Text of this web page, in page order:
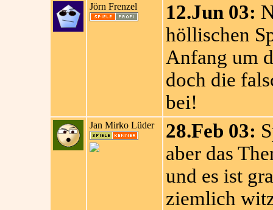
Jörn Frenzel 12.Jun 03:
höllischen
Anfang um
doch die
bei!
Jan Mirko Lüder 28.Feb 03:
aber das
und es ist
ziemlich